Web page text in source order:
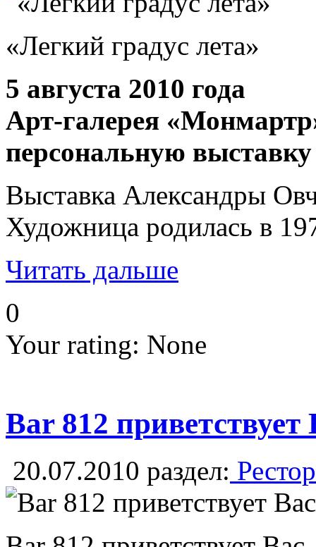
«Легкий градус лета»
5 августа 2010 года
Арт-галерея
персональную
Выставка Александры
Художница родилась в
Читать дальше
0
Your rating: None
Bar 812
20.07.2010 раздел: